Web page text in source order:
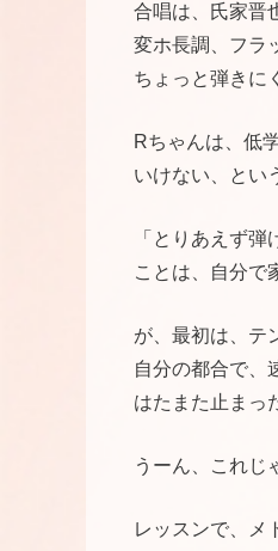
合唱は、氏家晋
変ホ長調、フラ
ちょっと弾きに
Rちゃんは、低
いけない、とい
「とりあえず弾
ことは、自分で
が、最初は、テ
自分の都合で、
はたまた止まっ
うーん、これじ
レッスンで、メ